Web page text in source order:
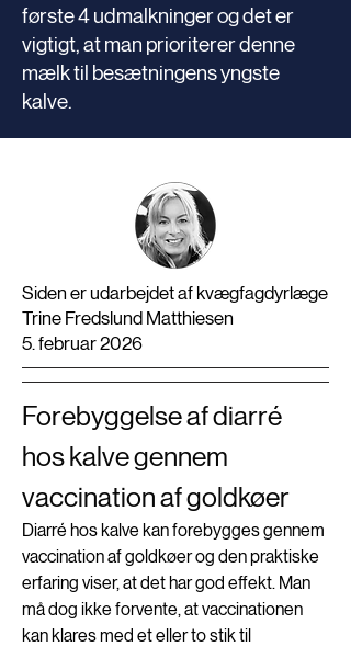
første 4 udmalkninger og det er
vigtigt, at man prioriterer denne
mælk til besætningens yngste
kalve.
Siden er udarbejdet af kvægfagdyrlæge
Trine Fredslund Matthiesen
5. februar 2026
Forebyggelse af diarré
hos kalve gennem
vaccination af goldkøer
Diarré hos kalve kan forebygges gennem
vaccination af goldkøer og den praktiske
erfaring viser, at det har god effekt. Man
må dog ikke forvente, at vaccinationen
kan klares med et eller to stik til